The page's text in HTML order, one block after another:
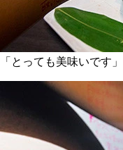
「とっても美味いです